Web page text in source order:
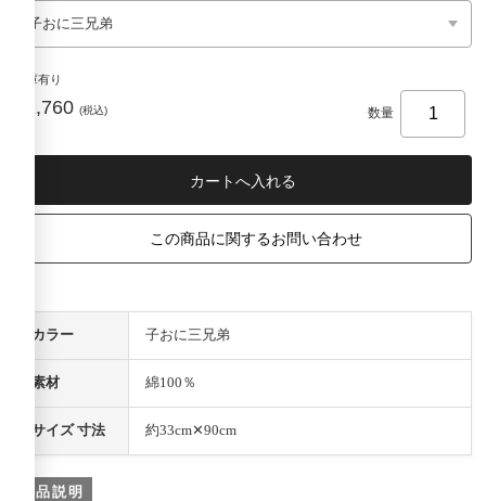
在庫有り
¥1,760 (税込) 数量
この商品に関するお問い合わせ
カラー 子おに三兄弟
素材 綿100％
サイズ 寸法 約33cm✕90cm
商品説明